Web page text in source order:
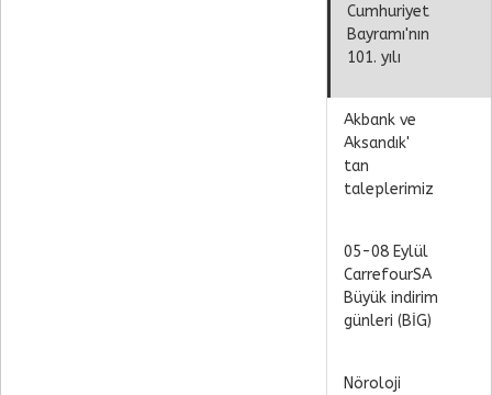
Cumhuriyet
Bayramı'nın
101. yılı
Akbank ve
Aksandık'
tan
taleplerimiz
05-08 Eylül
CarrefourSA
Büyük indirim
günleri (BİG)
Nöroloji